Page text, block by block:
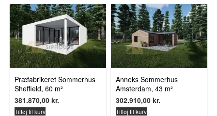
Præfabrikeret Sommerhus
Sheffield, 60 m²
381.870,00 kr.
Tilføj til kurv
Anneks Sommerhus
Amsterdam, 43 m²
302.910,00 kr.
Tilføj til kurv